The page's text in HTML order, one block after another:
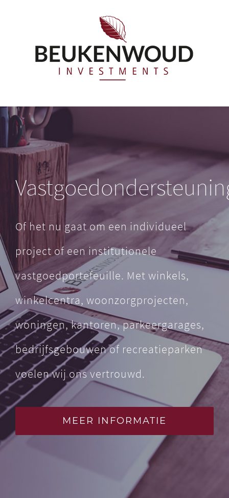
Of het nu gaat om een individueel
project of een institutionele
vastgoedportefeuille. Met winkels,
winkelcentra, woonzorgprojecten,
woningen, kantoren, parkeergarages,
bedrijfsgebouwen of recreatieparken
voelen wij ons vertrouwd.
MEER INFORMATIE